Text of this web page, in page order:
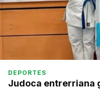
DEPORTES
Judoca entrerriana